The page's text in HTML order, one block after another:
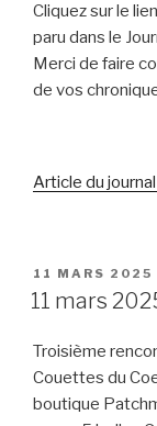
Cliquez sur le
paru dans le
Merci de faire
de vos
Article du journal
PUBLIÉ
LE
11 MARS 2025
11 mars
Troisième
Couettes du
boutique